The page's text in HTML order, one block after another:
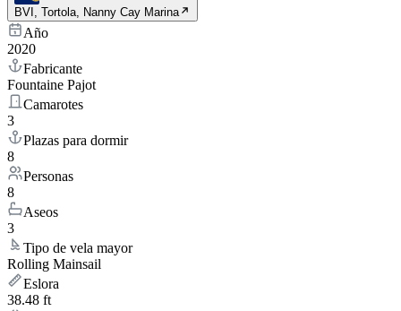
BVI, Tortola, Nanny Cay Marina
Año
2020
Fabricante
Fountaine Pajot
Camarotes
3
Plazas para dormir
8
Personas
8
Aseos
3
Tipo de vela mayor
Rolling Mainsail
Eslora
38.48 ft